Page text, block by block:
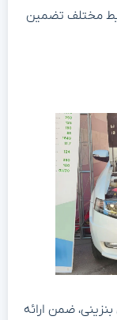
مختلف تضمین
ضمن ارائه